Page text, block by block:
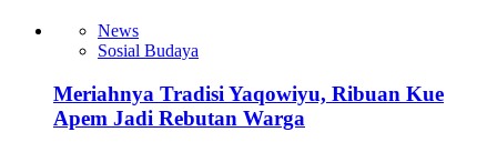
News
Sosial Budaya
Meriahnya Tradisi Yaqowiyu, Ribuan Kue
Apem Jadi Rebutan Warga